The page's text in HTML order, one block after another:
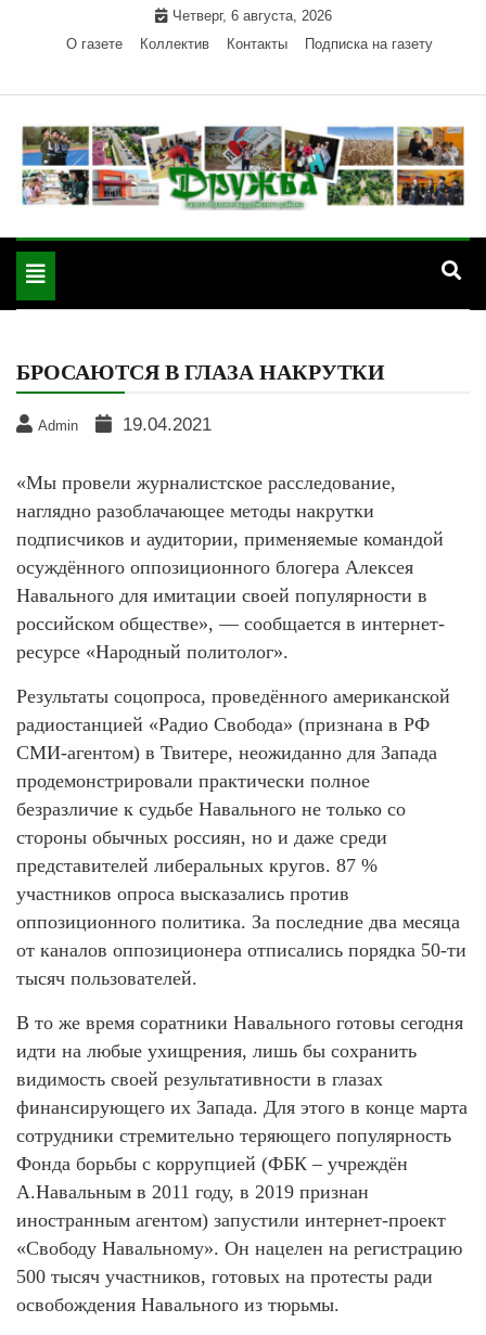
Четверг, 6 августа, 2026
О газете
Коллектив Контакты Подписка на газету
"Дружба" — газета
Красногвардейского района Республики Адыгея
Toggle
navigation
БРОСАЮТСЯ В ГЛАЗА НАКРУТКИ
Admin 19.04.2021
«Мы провели журналистское расследование,
наглядно разоблачающее методы накрутки
подписчиков и аудитории, применяемые командой
осуждённого оппозиционного блогера Алексея
Навального для имитации своей популярности в
российском обществе», — сообщается в интернет-
ресурсе «Народный политолог».
Результаты соцопроса, проведённого американской
радиостанцией «Радио Свобода» (признана в РФ
СМИ-агентом) в Твитере, неожиданно для Запада
продемонстрировали практически полное
безразличие к судьбе Навального не только со
стороны обычных россиян, но и даже среди
представителей либеральных кругов. 87 %
участников опроса высказались против
оппозиционного политика. За последние два месяца
от каналов оппозиционера отписались порядка 50-ти
тысяч пользователей.
В то же время соратники Навального готовы сегодня
идти на любые ухищрения, лишь бы сохранить
видимость своей результативности в глазах
финансирующего их Запада. Для этого в конце марта
сотрудники стремительно теряющего популярность
Фонда борьбы с коррупцией (ФБК – учреждён
А.Навальным в 2011 году, в 2019 признан
иностранным агентом) запустили интернет-проект
«Свободу Навальному». Он нацелен на регистрацию
500 тысяч участников, готовых на протесты ради
освобождения Навального из тюрьмы.